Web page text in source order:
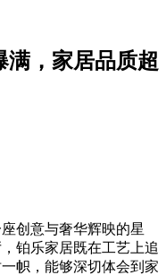
满，家居品质超
创意与奢华辉映的星
铂乐家居既在工艺上追
帜，能够深切体会到家